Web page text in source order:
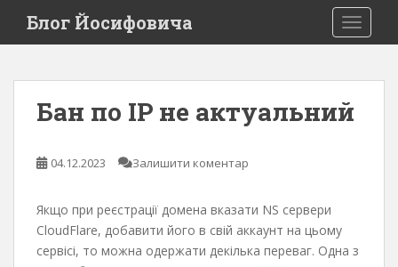
i
Блог Йосифовича
Бан по IP не актуальний
04.12.2023 Залишити коментар
Якщо при реєстрації домена вказати NS сервери
CloudFlare, добавити його в свій аккаунт на цьому
сервісі, то можна одержати декілька переваг. Одна з